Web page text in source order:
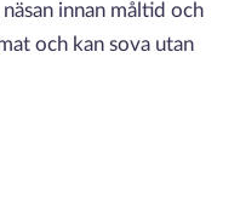
innan måltid och
och kan sova utan